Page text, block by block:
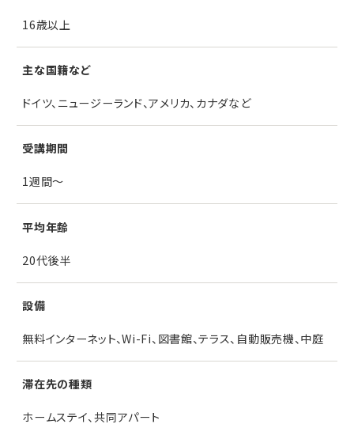
16歳以上
主な国籍など
ドイツ、ニュージーランド、アメリカ、カナダなど
受講期間
1週間〜
平均年齢
20代後半
設備
無料インターネット、Wi-Fi、図書館、テラス、自動販売機、中庭
滞在先の種類
ホームステイ、共同アパート